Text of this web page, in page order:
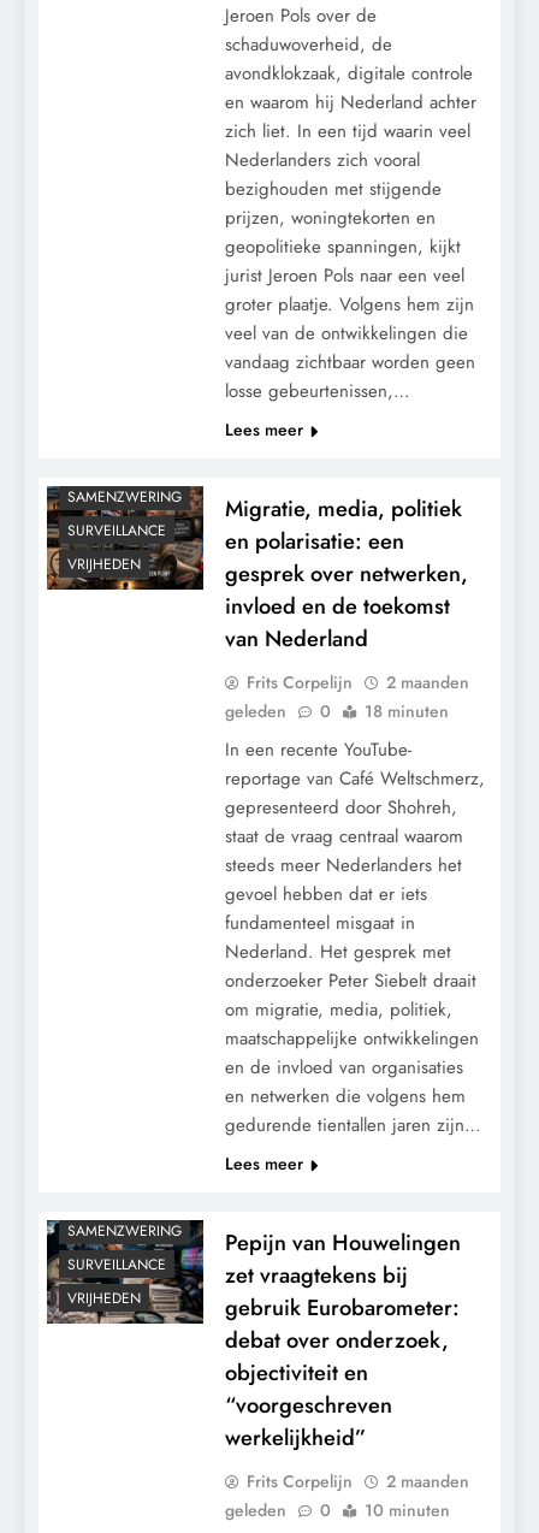
Jeroen Pols over de
schaduwoverheid, de
avondklokzaak, digitale controle
en waarom hij Nederland achter
zich liet. In een tijd waarin veel
Nederlanders zich vooral
bezighouden met stijgende
prijzen, woningtekorten en
geopolitieke spanningen, kijkt
jurist Jeroen Pols naar een veel
groter plaatje. Volgens hem zijn
veel van de ontwikkelingen die
vandaag zichtbaar worden geen
losse gebeurtenissen,…
Lees meer
SAMENZWERING
SURVEILLANCE
VRIJHEDEN
Migratie, media, politiek
en polarisatie: een
gesprek over netwerken,
invloed en de toekomst
van Nederland
Frits Corpelijn
2 maanden
geleden
0 18 minuten
In een recente YouTube-
reportage van Café Weltschmerz,
gepresenteerd door Shohreh,
staat de vraag centraal waarom
steeds meer Nederlanders het
gevoel hebben dat er iets
fundamenteel misgaat in
Nederland. Het gesprek met
onderzoeker Peter Siebelt draait
om migratie, media, politiek,
maatschappelijke ontwikkelingen
en de invloed van organisaties
en netwerken die volgens hem
gedurende tientallen jaren zijn…
Lees meer
SAMENZWERING
SURVEILLANCE
VRIJHEDEN
Pepijn van Houwelingen
zet vraagtekens bij
gebruik Eurobarometer:
debat over onderzoek,
objectiviteit en
“voorgeschreven
werkelijkheid”
Frits Corpelijn
2 maanden
geleden
0 10 minuten